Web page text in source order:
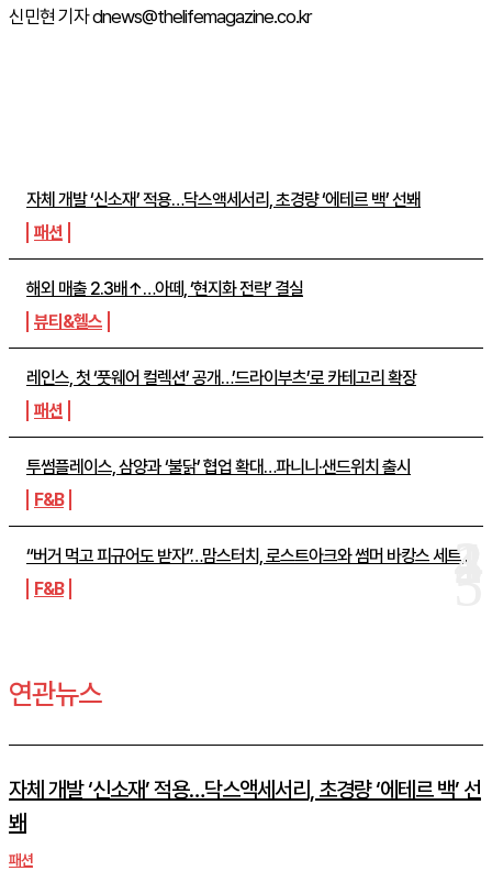
자체 개발 ‘신소재’ 적용…닥스액세서리, 초경량 ‘에테르 백’ 선봬
패션
해외 매출 2.3배↑…아떼, ‘현지화 전략’ 결실
뷰티&헬스
레인스, 첫 ‘풋웨어 컬렉션’ 공개…’드라이부츠’로 카테고리 확장
패션
투썸플레이스, 삼양과 ‘불닭’ 협업 확대…파니니·샌드위치 출시
F&B
“버거 먹고 피규어도 받자”…맘스터치, 로스트아크와 썸머 바캉스 세트...
F&B
연관뉴스
자체 개발 ‘신소재’ 적용…닥스액세서리, 초경량 ‘에테르 백’ 선
봬
패션
신민현 기자 dnews@thelifemagazine.co.kr